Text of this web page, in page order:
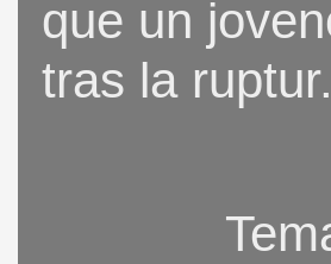
que un
tras la